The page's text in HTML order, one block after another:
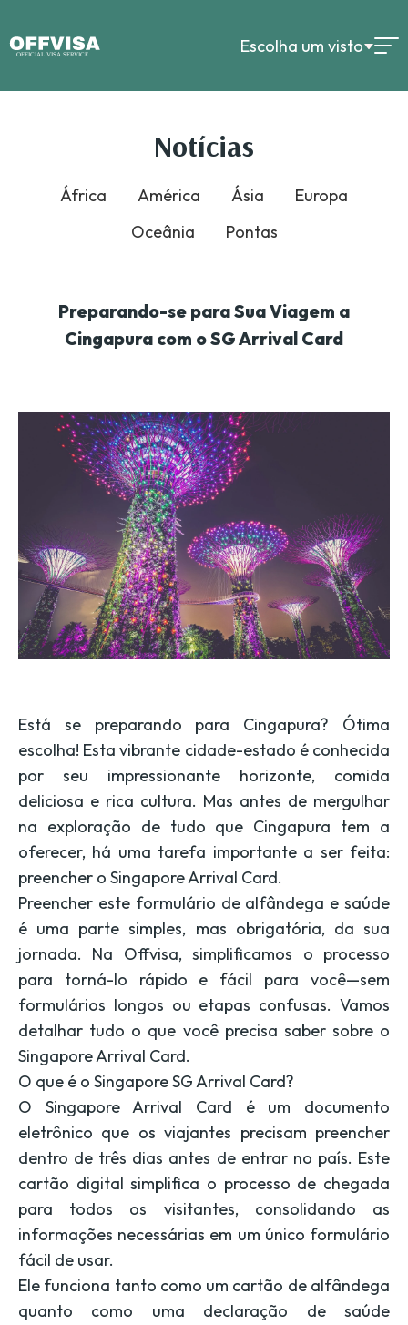
Escolha um visto
Notícias
África América Ásia
Europa
Oceânia
Pontas
Preparando-se para Sua Viagem a
Cingapura com o SG Arrival Card
Está se preparando para Cingapura? Ótima
escolha! Esta vibrante cidade-estado é conhecida
por seu impressionante horizonte, comida
deliciosa e rica cultura. Mas antes de mergulhar
na exploração de tudo que Cingapura tem a
oferecer, há uma tarefa importante a ser feita:
preencher o Singapore Arrival Card.
Preencher este formulário de alfândega e saúde
é uma parte simples, mas obrigatória, da sua
jornada. Na Offvisa, simplificamos o processo
para torná-lo rápido e fácil para você—sem
formulários longos ou etapas confusas. Vamos
detalhar tudo o que você precisa saber sobre o
Singapore Arrival Card.
O que é o Singapore SG Arrival Card?
O Singapore Arrival Card é um documento
eletrônico que os viajantes precisam preencher
dentro de três dias antes de entrar no país. Este
cartão digital simplifica o processo de chegada
para todos os visitantes, consolidando as
informações necessárias em um único formulário
fácil de usar.
Ele funciona tanto como um cartão de alfândega
quanto como uma declaração de saúde